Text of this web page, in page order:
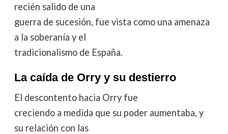
recién salido de una
guerra de sucesión, fue vista como una amenaza
a la soberanía y el
tradicionalismo de España.
La caída de Orry y su destierro
El descontento hacia Orry fue
creciendo a medida que su poder aumentaba, y
su relación con las